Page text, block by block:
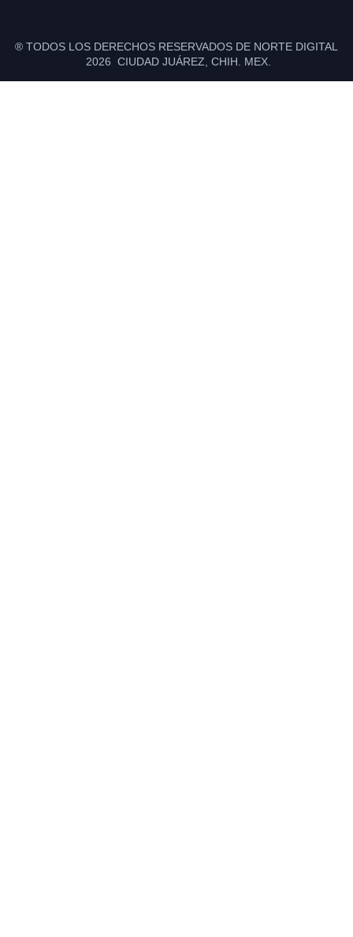
® TODOS LOS DERECHOS RESERVADOS DE NORTE DIGITAL
2026 CIUDAD JUÁREZ, CHIH. MEX.